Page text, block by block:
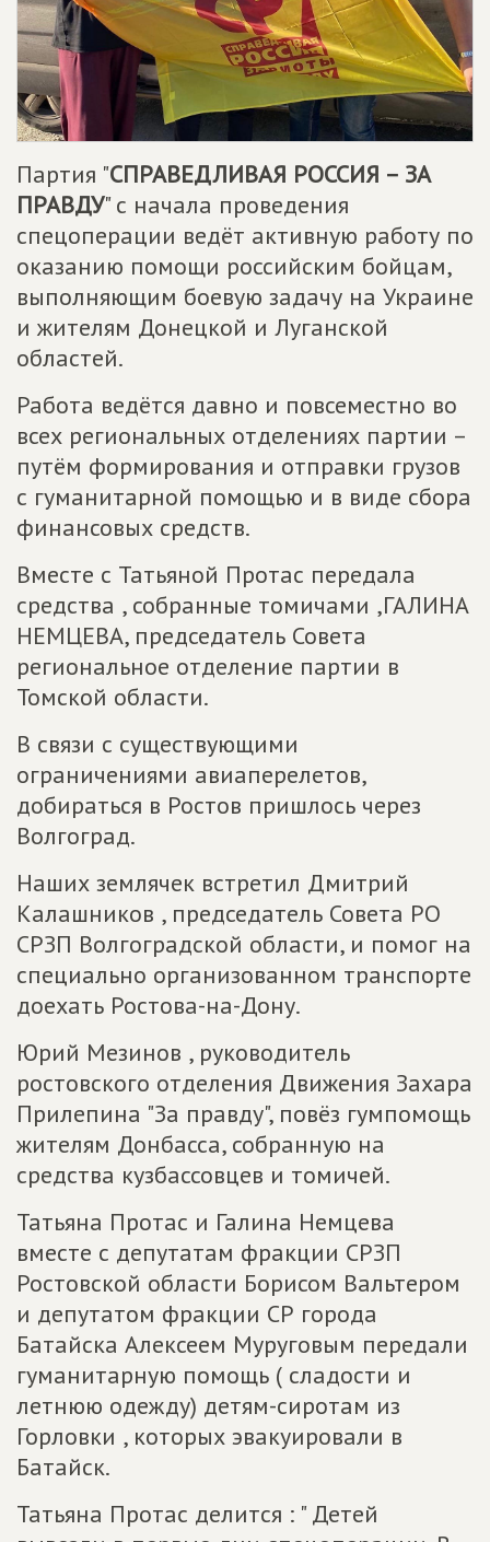
Партия "СПРАВЕДЛИВАЯ РОССИЯ – ЗА
ПРАВДУ" с начала проведения
спецоперации ведёт активную работу по
оказанию помощи российским бойцам,
выполняющим боевую задачу на Украине
и жителям Донецкой и Луганской
областей.
Работа ведётся давно и повсеместно во
всех региональных отделениях партии –
путём формирования и отправки грузов
с гуманитарной помощью и в виде сбора
финансовых средств.
Вместе с Татьяной Протас передала
средства , собранные томичами ,ГАЛИНА
НЕМЦЕВА, председатель Совета
региональное отделение партии в
Томской области.
В связи с существующими
ограничениями авиаперелетов,
добираться в Ростов пришлось через
Волгоград.
Наших землячек встретил Дмитрий
Калашников , председатель Совета РО
СРЗП Волгоградской области, и помог на
специально организованном транспорте
доехать Ростова-на-Дону.
Юрий Мезинов , руководитель
ростовского отделения Движения Захара
Прилепина "За правду", повёз гумпомощь
жителям Донбасса, собранную на
средства кузбассовцев и томичей.
Татьяна Протас и Галина Немцева
вместе с депутатам фракции СРЗП
Ростовской области Борисом Вальтером
и депутатом фракции СР города
Батайска Алексеем Муруговым передали
гуманитарную помощь ( сладости и
летнюю одежду) детям-сиротам из
Горловки , которых эвакуировали в
Батайск.
Татьяна Протас делится : " Детей